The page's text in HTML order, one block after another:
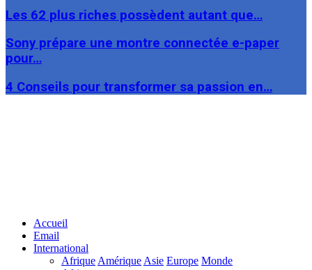
Les 62 plus riches possèdent autant que…
Sony prépare une montre connectée e-paper
pour…
4 Conseils pour transformer sa passion en…
Accueil
Email
International
Afrique Amérique Asie Europe Monde